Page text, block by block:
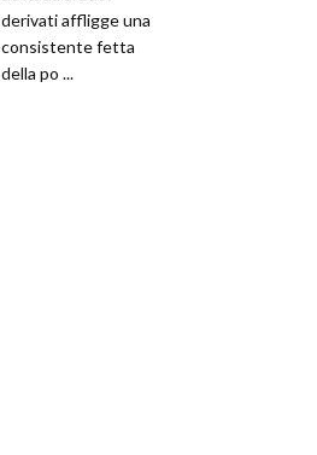
derivati affligge una
consistente fetta
della po ...